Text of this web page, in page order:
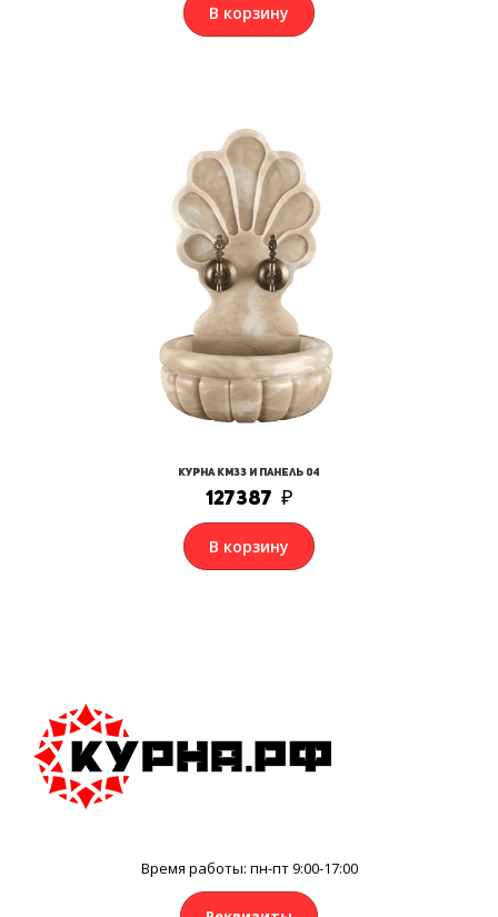
В корзину
Курна КМ33 и Панель 04
127387 ₽
В корзину
Время работы: пн-пт 9:00-17:00